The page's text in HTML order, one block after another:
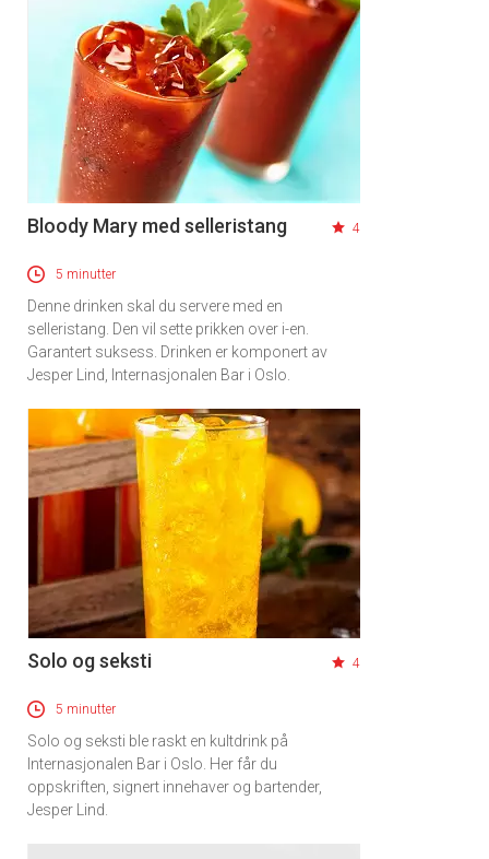
Bloody Mary med selleristang 4
5 minutter
Denne drinken skal du servere med en
selleristang. Den vil sette prikken over i-en.
Garantert suksess. Drinken er komponert av
Jesper Lind, Internasjonalen Bar i Oslo.
Solo og seksti 4
5 minutter
Solo og seksti ble raskt en kultdrink på
Internasjonalen Bar i Oslo. Her får du
oppskriften, signert innehaver og bartender,
Jesper Lind.